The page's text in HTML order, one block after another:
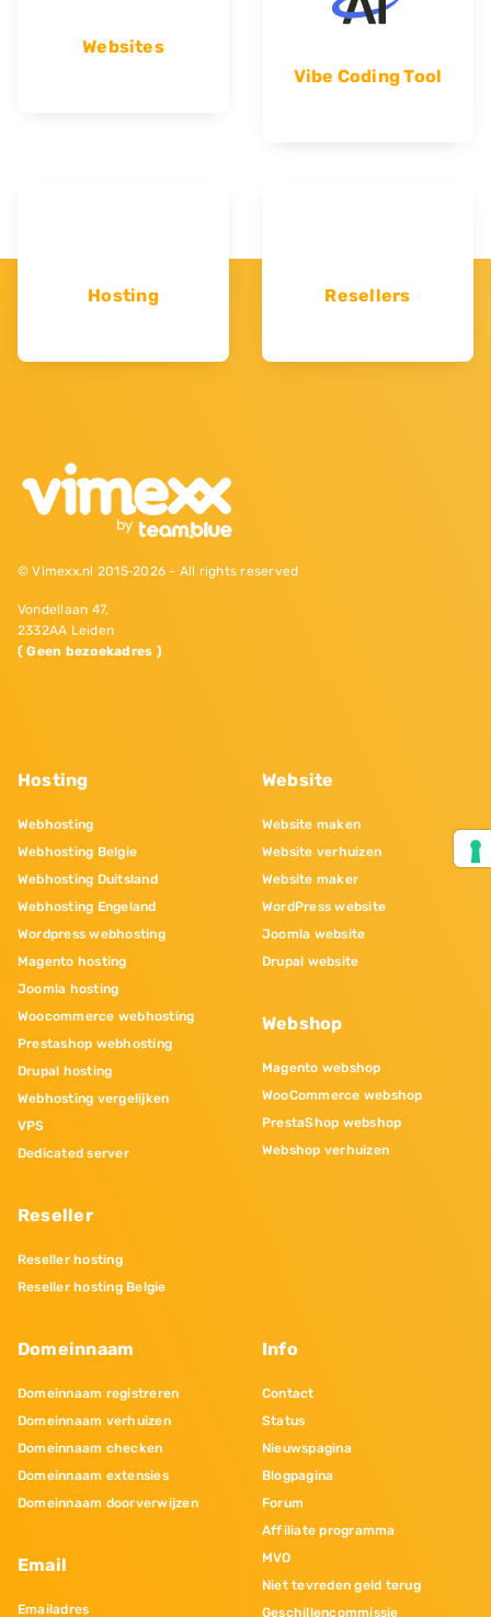
Websites
Vibe Coding Tool
Hosting Resellers
© Vimexx.nl 2015‐2026 - All rights reserved
Vondellaan 47,
2332AA Leiden
( Geen bezoekadres )
Hosting
Webhosting
Webhosting Belgie
Webhosting Duitsland
Webhosting Engeland
Wordpress webhosting
Magento hosting
Joomla hosting
Woocommerce webhosting
Prestashop webhosting
Drupal hosting
Webhosting vergelijken
VPS
Dedicated server
Reseller
Reseller hosting
Reseller hosting Belgie
Website
Website maken
Website verhuizen
Website maker
WordPress website
Joomla website
Drupal website
Webshop
Magento webshop
WooCommerce webshop
PrestaShop webshop
Webshop verhuizen
Domeinnaam
Domeinnaam registreren
Domeinnaam verhuizen
Domeinnaam checken
Domeinnaam extensies
Domeinnaam doorverwijzen
Email
Emailadres
Info
Contact
Status
Nieuwspagina
Blogpagina
Forum
Affiliate programma
MVO
Niet tevreden geld terug
Geschillencommissie